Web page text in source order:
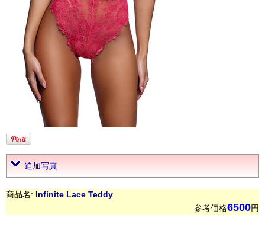
追加写真
商品名: Infinite Lace Teddy
参考価格6500円